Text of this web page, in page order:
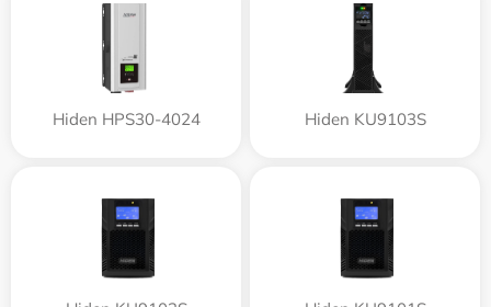
Hiden HPS30-4024 Hiden KU9103S